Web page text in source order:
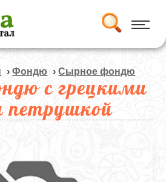
›Фондю ›Сырное фондю
с грецкими
петрушкой